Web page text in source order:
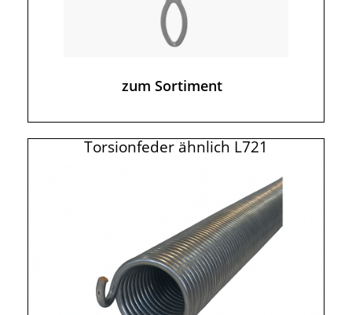
zum Sortiment
Torsionfeder ähnlich L721